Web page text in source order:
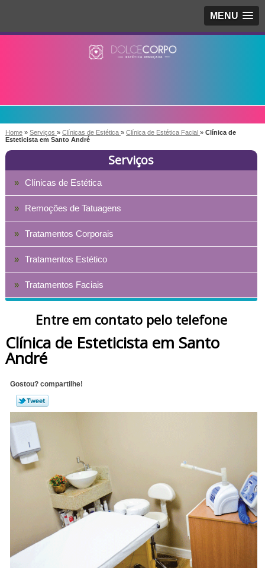
MENU
Home » Serviços » Clínicas de Estética » Clínica de Estética Facial » Clínica de
Esteticista em Santo André
Serviços
Clínicas de Estética
Remoções de Tatuagens
Tratamentos Corporais
Tratamentos Estético
Tratamentos Faciais
Entre em contato pelo telefone
Clínica de Esteticista em Santo
André
Gostou? compartilhe!